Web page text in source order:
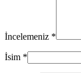
İncelemeniz *
İsim *